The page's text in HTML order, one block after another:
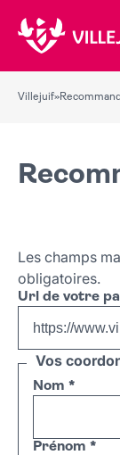
Villejuif»
Les champs
obligatoires.
Url de votre
Vos
Nom *
Prénom *